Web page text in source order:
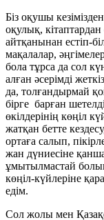
Біз оқушы
оқулық,
айтқанынан естіп-
мақалалар,
бола тұрса да сол
алған әсерімді
да, толғандырмай
бірге барған
өкілдерінің көңіл
жатқан бетте
ортаға салып,
жан дүниесіне
ұмытылмастай
көңіл-күйлеріне
едім.
Сол жолы мен